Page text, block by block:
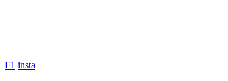
Publicada
F1 insta